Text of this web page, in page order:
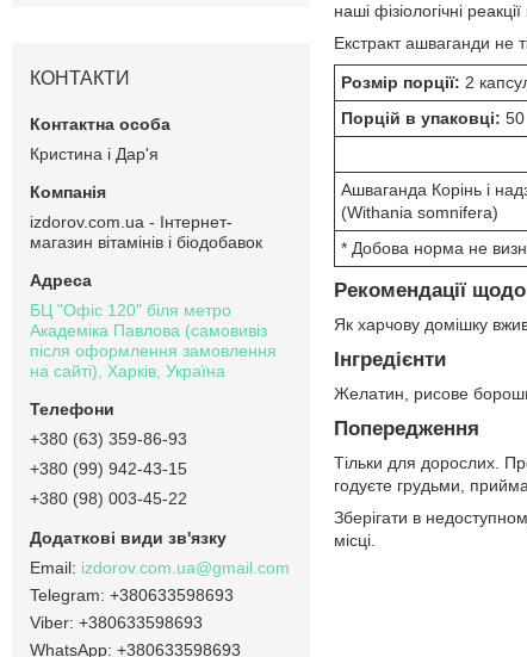
наші фізіологічні
Екстракт ашваганди не
Розмір порції: 2
Порцій в упаковці: 50
Ашваганда Корінь і
(Withania somnifera)
* Добова норма не
Рекомендації
Як харчову домішку
Інгредієнти
Желатин, рисове
Попередження
Тільки для дорослих.
годуєте грудьми,
Зберігати в
місці.
КОНТАКТИ
Кристина і Дар'я
izdorov.com.ua - Інтернет-
магазин вітамінів і біодобавок
БЦ "Офіс 120" біля метро
Академіка Павлова (самовивіз
після оформлення замовлення
на сайті), Харків, Україна
+380 (63) 359-86-93
+380 (99) 942-43-15
+380 (98) 003-45-22
izdorov.com.ua@gmail.com
+380633598693
+380633598693
+380633598693